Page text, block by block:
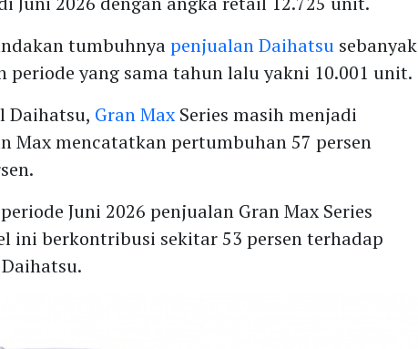
tumbuhnyapenjualan Daihatsu sebanyak
periode yang sama tahun lalu yakni 10.001 unit.
Daihatsu, Gran MaxSeries masih menjadi
Max mencatatkan pertumbuhan 57 persen
Juni 2026 penjualan Gran Max Series
ini berkontribusi sekitar 53 persen terhadap